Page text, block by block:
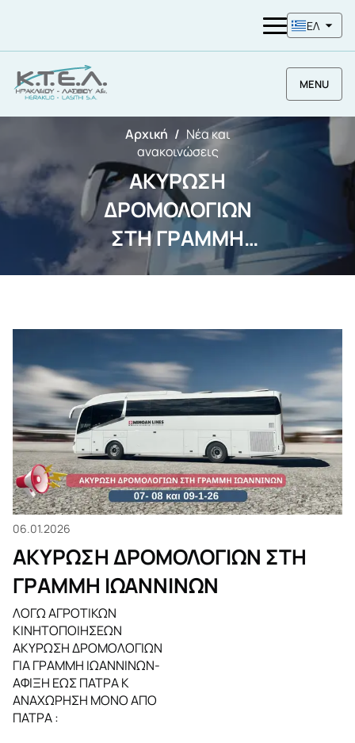
ΕΛ
MENU
Αρχική
Νέα και
ανακοινώσεις
ΑΚΥΡΩΣΗ
ΔΡΟΜΟΛΟΓΙΩΝ
ΣΤΗ ΓΡΑΜΜΗ
ΙΩΑΝΝΙΝΩΝ
06.01.2026
ΑΚΥΡΩΣΗ ΔΡΟΜΟΛΟΓΙΩΝ ΣΤΗ
ΓΡΑΜΜΗ ΙΩΑΝΝΙΝΩΝ
ΛΟΓΩ ΑΓΡΟΤΙΚΩΝ
ΚΙΝΗΤΟΠΟΙΗΣΕΩΝ
ΑΚΥΡΩΣΗ ΔΡΟΜΟΛΟΓΙΩΝ
ΓΙΑ ΓΡΑΜΜΗ ΙΩΑΝΝΙΝΩΝ-
ΑΦΙΞΗ ΕΩΣ ΠΑΤΡΑ Κ
ΑΝΑΧΩΡΗΣΗ ΜΟΝΟ ΑΠΟ
ΠΑΤΡΑ :